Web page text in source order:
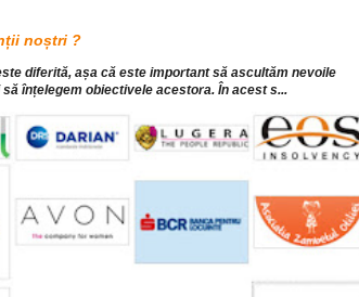
noștri ?
diferită, așa că este important să ascultăm nevoile
înțelegem obiectivele acestora. În acest s...